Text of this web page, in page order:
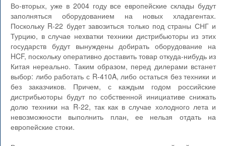
Во-вторых, уже в 2004 году все европейские склады будут
заполняться оборудованием на новых хладагентах.
Поскольку R-22 будет завозиться только под страны СНГ и
Турцию, в случае нехватки техники дистрибьюторы из этих
государств будут вынуждены добирать оборудование на
HCF, поскольку оперативно доставить товар откуда-нибудь из
Китая нереально. Таким образом, перед дилерами встанет
выбор: либо работать с R-410A, либо остаться без техники и
без заказчиков. Причем, с каждым годом российские
дистрибьюторы будут по собственной инициативе снижать
долю техники на R-22, так как в случае холодного лета и
невозможности выполнить план, ее нельзя отдать на
европейские стоки.